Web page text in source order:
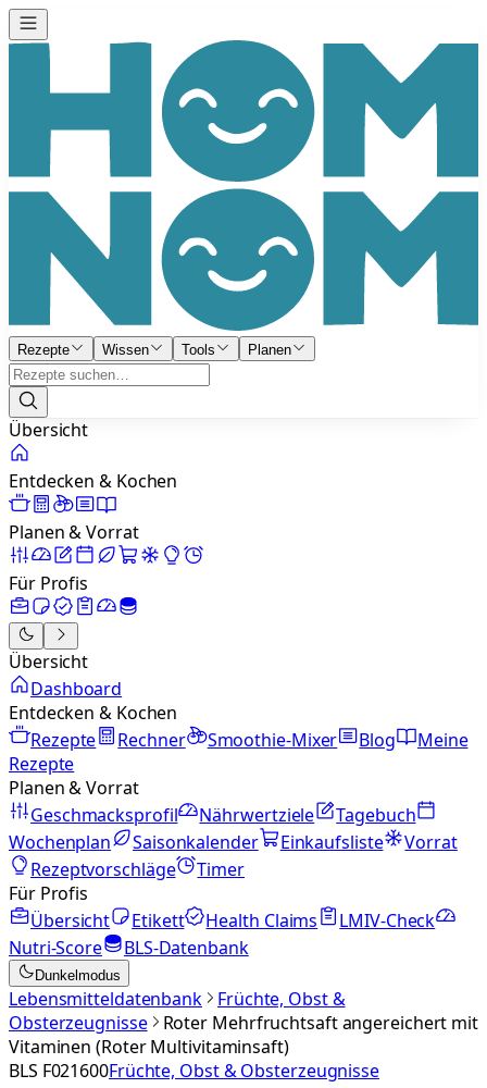
Rezepte Wissen Tools Planen
Übersicht
Entdecken & Kochen
Planen & Vorrat
Für Profis
Übersicht
Dashboard
Entdecken & Kochen
Rezepte
Rechner Smoothie-Mixer Blog
Meine
Rezepte
Planen & Vorrat
Geschmacksprofil
Nährwertziele
Tagebuch
Wochenplan
Saisonkalender Einkaufsliste
Vorrat
Rezeptvorschläge
Timer
Für Profis
Übersicht
Etikett Health Claims
LMIV-Check
Nutri-Score
BLS-Datenbank
Dunkelmodus
Lebensmitteldatenbank
Früchte, Obst &
Obsterzeugnisse
Roter Mehrfruchtsaft angereichert mit
Vitaminen (Roter Multivitaminsaft)
BLS F021600Früchte, Obst & Obsterzeugnisse